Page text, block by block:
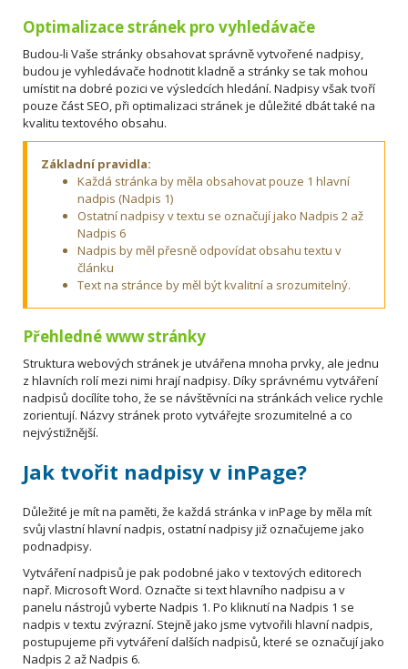
Optimalizace stránek pro vyhledávače
Budou-li Vaše stránky obsahovat správně vytvořené nadpisy,
budou je vyhledávače hodnotit kladně a stránky se tak mohou
umístit na dobré pozici ve výsledcích hledání. Nadpisy však tvoří
pouze část SEO, při optimalizaci stránek je důležité dbát také na
kvalitu textového obsahu.
Základní pravidla:
Každá stránka by měla obsahovat pouze 1 hlavní
nadpis (Nadpis 1)
Ostatní nadpisy v textu se označují jako Nadpis 2 až
Nadpis 6
Nadpis by měl přesně odpovídat obsahu textu v
článku
Text na stránce by měl být kvalitní a srozumitelný.
Přehledné www stránky
Struktura webových stránek je utvářena mnoha prvky, ale jednu
z hlavních rolí mezi nimi hrají nadpisy. Díky správnému vytváření
nadpisů docílíte toho, že se návštěvníci na stránkách velice rychle
zorientují. Názvy stránek proto vytvářejte srozumitelné a co
nejvýstižnější.
Jak tvořit nadpisy v inPage?
Důležité je mít na paměti, že každá stránka v inPage by měla mít
svůj vlastní hlavní nadpis, ostatní nadpisy již označujeme jako
podnadpisy.
Vytváření nadpisů je pak podobné jako v textových editorech
např. Microsoft Word. Označte si text hlavního nadpisu a v
panelu nástrojů vyberte Nadpis 1. Po kliknutí na Nadpis 1 se
nadpis v textu zvýrazní. Stejně jako jsme vytvořili hlavní nadpis,
postupujeme při vytváření dalších nadpisů, které se označují jako
Nadpis 2 až Nadpis 6.